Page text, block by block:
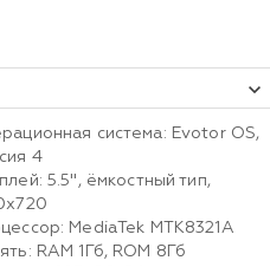
система: Evotor OS,
4
5.5", ёмкостный тип,
MediaTek MTK8321A
RAM 1Гб, ROM 8Гб